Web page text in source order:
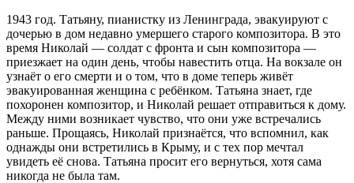
1943 год. Татьяну, пианистку из Ленинграда, эвакуируют с
дочерью в дом недавно умершего старого композитора. В это
время Николай — солдат с фронта и сын композитора —
приезжает на один день, чтобы навестить отца. На вокзале он
узнаёт о его смерти и о том, что в доме теперь живёт
эвакуированная женщина с ребёнком. Татьяна знает, где
похоронен композитор, и Николай решает отправиться к дому.
Между ними возникает чувство, что они уже встречались
раньше. Прощаясь, Николай признаётся, что вспомнил, как
однажды они встретились в Крыму, и с тех пор мечтал
увидеть её снова. Татьяна просит его вернуться, хотя сама
никогда не была там.